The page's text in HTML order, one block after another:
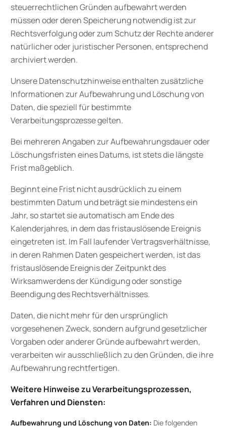
steuerrechtlichen Gründen aufbewahrt werden
müssen oder deren Speicherung notwendig ist zur
Rechtsverfolgung oder zum Schutz der Rechte anderer
natürlicher oder juristischer Personen, entsprechend
archiviert werden.
Unsere Datenschutzhinweise enthalten zusätzliche
Informationen zur Aufbewahrung und Löschung von
Daten, die speziell für bestimmte
Verarbeitungsprozesse gelten.
Bei mehreren Angaben zur Aufbewahrungsdauer oder
Löschungsfristen eines Datums, ist stets die längste
Frist maßgeblich.
Beginnt eine Frist nicht ausdrücklich zu einem
bestimmten Datum und beträgt sie mindestens ein
Jahr, so startet sie automatisch am Ende des
Kalenderjahres, in dem das fristauslösende Ereignis
eingetreten ist. Im Fall laufender Vertragsverhältnisse,
in deren Rahmen Daten gespeichert werden, ist das
fristauslösende Ereignis der Zeitpunkt des
Wirksamwerdens der Kündigung oder sonstige
Beendigung des Rechtsverhältnisses.
Daten, die nicht mehr für den ursprünglich
vorgesehenen Zweck, sondern aufgrund gesetzlicher
Vorgaben oder anderer Gründe aufbewahrt werden,
verarbeiten wir ausschließlich zu den Gründen, die ihre
Aufbewahrung rechtfertigen.
Weitere Hinweise zu Verarbeitungsprozessen,
Verfahren und Diensten:
Aufbewahrung und Löschung von Daten: Die folgenden